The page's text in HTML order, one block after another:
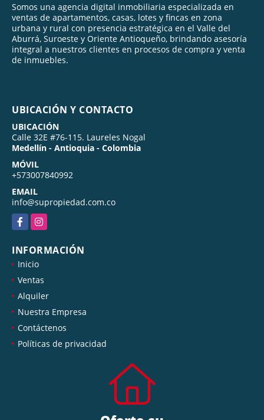
Somos una agencia digital inmobiliaria especializada en
ventas de apartamentos, casas, lotes y fincas en zona
urbana y rural con presencia estratégica en el Valle del
Aburrá, Suroeste y Oriente Antioqueño, brindando asesoría
integral a nuestros clientes en procesos de compra y venta
de inmuebles.
UBICACIÓN Y CONTACTO
UBICACIÓN
Calle 32E #76-115. Laureles Nogal
Medellín - Antioquia - Colombia
MÓVIL
+573007840992
EMAIL
info@supropiedad.com.co
FacebookInstagram
INFORMACIÓN
Inicio
Ventas
Alquiler
Nuestra Empresa
Contáctenos
Políticas de privacidad